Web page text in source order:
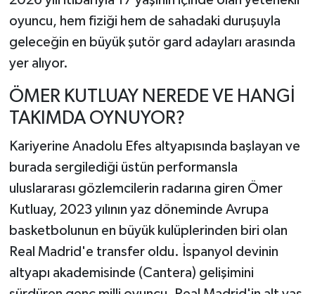
oyuncu, hem fiziği hem de sahadaki duruşuyla
geleceğin en büyük şutör gard adayları arasında
yer alıyor.
ÖMER KUTLUAY NEREDE VE HANGİ
TAKIMDA OYNUYOR?
Kariyerine Anadolu Efes altyapısında başlayan ve
burada sergilediği üstün performansla
uluslararası gözlemcilerin radarına giren Ömer
Kutluay, 2023 yılının yaz döneminde Avrupa
basketbolunun en büyük kulüplerinden biri olan
Real Madrid'e transfer oldu. İspanyol devinin
altyapı akademisinde (Cantera) gelişimini